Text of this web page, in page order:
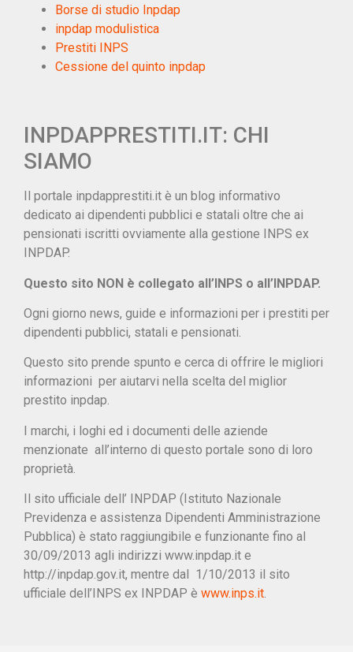
Borse di studio Inpdap
inpdap modulistica
Prestiti INPS
Cessione del quinto inpdap
INPDAPPRESTITI.IT: CHI
SIAMO
Il portale inpdapprestiti.it è un blog informativo
dedicato ai dipendenti pubblici e statali oltre che ai
pensionati iscritti ovviamente alla gestione INPS ex
INPDAP.
Questo sito NON è collegato all’INPS o all’INPDAP.
Ogni giorno news, guide e informazioni per i prestiti per
dipendenti pubblici, statali e pensionati.
Questo sito prende spunto e cerca di offrire le migliori
informazioni per aiutarvi nella scelta del miglior
prestito inpdap.
I marchi, i loghi ed i documenti delle aziende
menzionate all’interno di questo portale sono di loro
proprietà.
Il sito ufficiale dell’ INPDAP (Istituto Nazionale
Previdenza e assistenza Dipendenti Amministrazione
Pubblica) è stato raggiungibile e funzionante fino al
30/09/2013 agli indirizzi www.inpdap.it e
http://inpdap.gov.it, mentre dal 1/10/2013 il sito
ufficiale dell’INPS ex INPDAP è www.inps.it.